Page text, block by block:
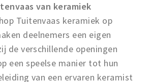
van keramiek
Tuitenvaas keramiek op
deelnemers een eigen
de verschillende openingen
een speelse manier tot hun
van een ervaren keramist